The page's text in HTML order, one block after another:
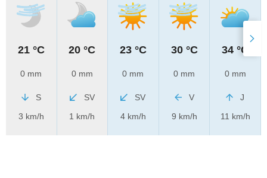
21 °C
0 mm
S
3 km/h
20 °C
0 mm
SV
1 km/h
23 °C
0 mm
SV
4 km/h
30 °C
0 mm
V
9 km/h
34 °C
0 mm
J
11 km/h